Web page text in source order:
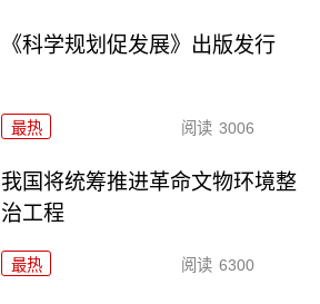
《科学规划促发展》出版发行
最热 阅读 3006
我国将统筹推进革命文物环境整
治工程
最热 阅读 6300